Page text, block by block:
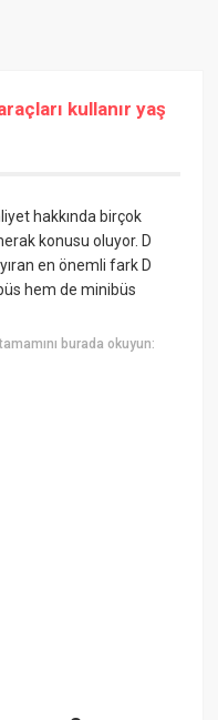
kullanır yaş
hakkında birçok
konusu oluyor. D
en önemli fark D
hem de minibüs
burada okuyun: